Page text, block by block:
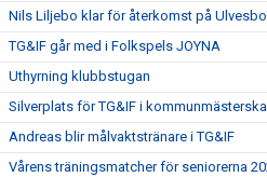
Nils Liljebo klar för återkomst på
TG&IF går med i Folkspels JOYNA
Uthyrning klubbstugan
Silverplats för TG&IF i
Andreas blir målvaktstränare i TG&IF
Vårens träningsmatcher för seniorerna